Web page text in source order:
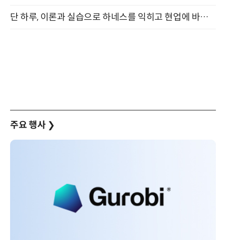
단 하루, 이론과 실습으로 하네스를 익히고 현업에 바로 쓰는 핸즈온 워크숍 (8/20)
주요 행사 ❯